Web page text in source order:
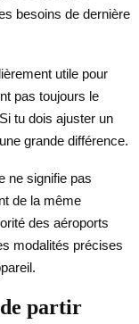
besoins de dernière
utile pour
pas toujours le
tu dois ajuster un
grande différence.
ne signifie pas
de la même
des aéroports
modalités précises
partir